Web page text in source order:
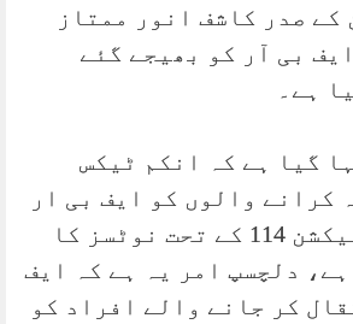
کے صدر کاشف انور ممتاز
بی آر کو بھیجے گئے
ہے۔
گیا ہے کہ انکم ٹیکس
کرانے والوں کو ایف بی ار
کی جانب سے سیکشن 114 کے تحت نوٹسز کا
ہے، دلچسپ امر یہ ہے کہ ایف
کر جانے والے افراد کو